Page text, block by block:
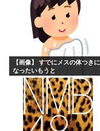
【画像】 すでにメスの体つきに
なったいもうと